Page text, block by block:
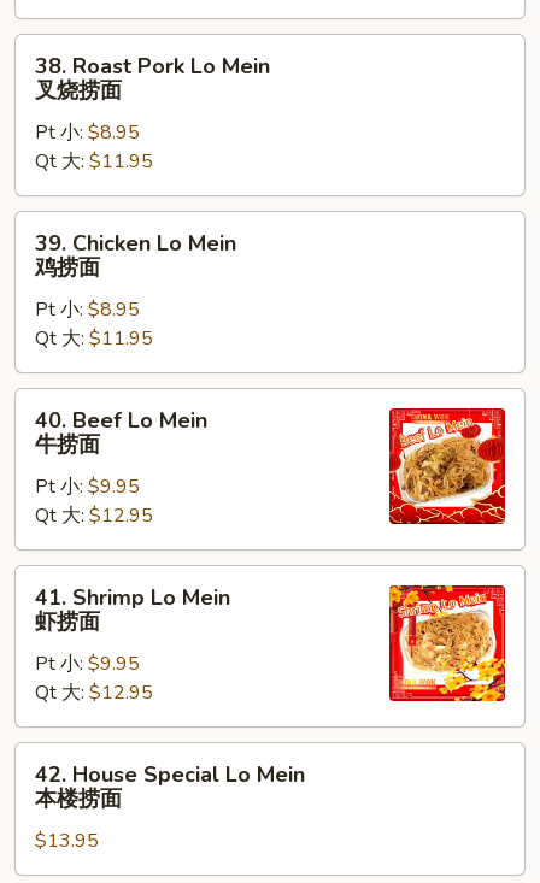
捞
面
38.
Roast
Pork
Mein
叉
烧
38. Roast Pork Lo Mein
叉烧捞面
Pt 小: $8.95
Qt 大: $11.95
39.
Chicken
Lo
Mein
捞
面
39. Chicken Lo Mein
鸡捞面
Pt 小: $8.95
Qt 大: $11.95
40.
Beef
Mein
捞
面
40. Beef Lo Mein
牛捞面
Pt 小: $9.95
Qt 大: $12.95
41.
Shrimp
Lo
Mein
捞
面
41. Shrimp Lo Mein
虾捞面
Pt 小: $9.95
Qt 大: $12.95
42.
House
Special
Lo
Mein
42. House Special Lo Mein
本楼捞面
$13.95